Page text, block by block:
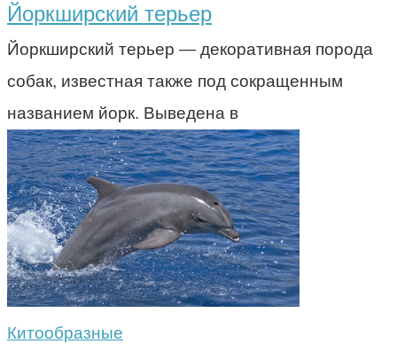
Йоркширский терьер
Йоркширский терьер — декоративная порода
собак, известная также под сокращенным
названием йорк. Выведена в
Китообразные